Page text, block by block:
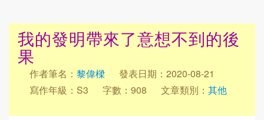
我的發明帶來了意想不到的後
果
作者筆名： 黎偉樑
發表日期：2020-08-21
寫作年級：S3
字數：908 文章類別： 其他